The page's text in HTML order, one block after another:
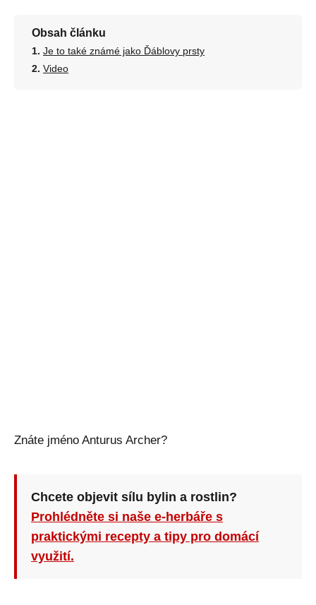
Obsah článku
Je to také známé jako Ďáblovy prsty
Video
Znáte jméno Anturus Archer?
Chcete objevit sílu bylin a rostlin?
Prohlédněte si naše e-herbáře s
praktickými recepty a tipy pro domácí
využití.